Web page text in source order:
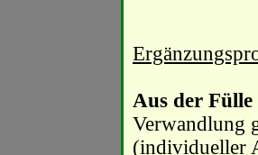
Aus der Fülle
Verwandlung
(individueller